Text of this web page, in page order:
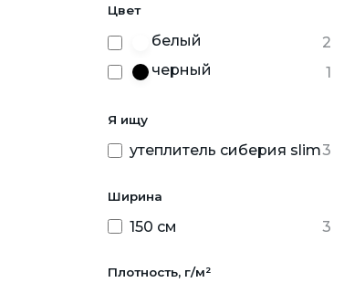
Цвет
белый
2
черный
1
Я ищу
утеплитель сиберия slim3
Ширина
150 см 3
Плотность, г/м²